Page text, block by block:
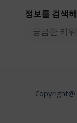
정보를 검색